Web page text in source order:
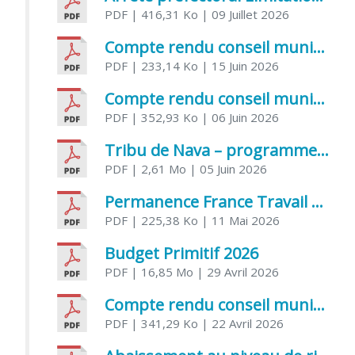
PDF | 416,31 Ko | 09 Juillet 2026
Compte rendu conseil municipal 5 juin 2026 sénatoriale
PDF | 233,14 Ko | 15 Juin 2026
Compte rendu conseil municipal – 21 avril 2026
PDF | 352,93 Ko | 06 Juin 2026
Tribu de Nava – programme et inscriptions été 2026
PDF | 2,61 Mo | 05 Juin 2026
Permanence France Travail au CCAS de Saujon Juin 2026
PDF | 225,38 Ko | 11 Mai 2026
Budget Primitif 2026
PDF | 16,85 Mo | 29 Avril 2026
Compte rendu conseil municipal – 7 avril 2026
PDF | 341,29 Ko | 22 Avril 2026